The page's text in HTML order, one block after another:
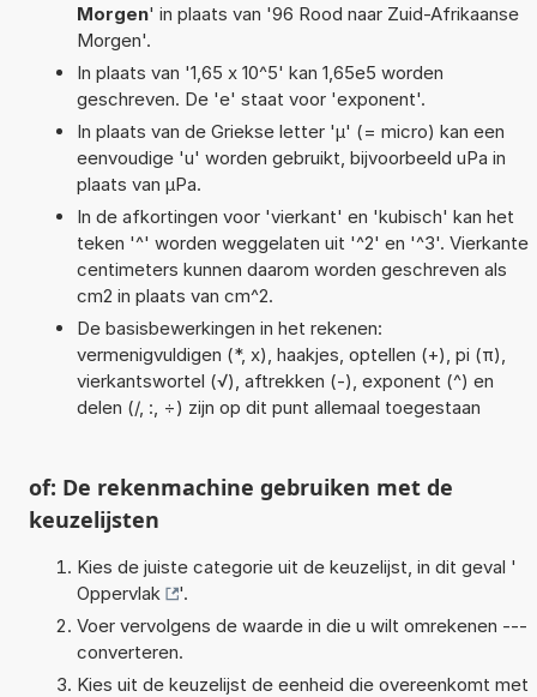
Morgen' in plaats van '96 Rood naar Zuid-Afrikaanse
Morgen'.
In plaats van '1,65 x 10^5' kan 1,65e5 worden
geschreven. De 'e' staat voor 'exponent'.
In plaats van de Griekse letter 'µ' (= micro) kan een
eenvoudige 'u' worden gebruikt, bijvoorbeeld uPa in
plaats van µPa.
In de afkortingen voor 'vierkant' en 'kubisch' kan het
teken '^' worden weggelaten uit '^2' en '^3'. Vierkante
centimeters kunnen daarom worden geschreven als
cm2 in plaats van cm^2.
De basisbewerkingen in het rekenen:
vermenigvuldigen (*, x), haakjes, optellen (+), pi (π),
vierkantswortel (√), aftrekken (-), exponent (^) en
delen (/, :, ÷) zijn op dit punt allemaal toegestaan
of: De rekenmachine gebruiken met de
keuzelijsten
Kies de juiste categorie uit de keuzelijst, in dit geval '
Oppervlak
'.
Voer vervolgens de waarde in die u wilt omrekenen ---
converteren.
Kies uit de keuzelijst de eenheid die overeenkomt met